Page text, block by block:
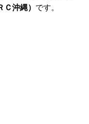
沖縄） です。